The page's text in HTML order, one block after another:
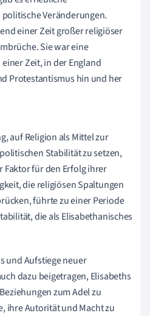
Veränderungen.
einer Zeit großer religiöser
Sie war eine
Zeit, in der England
Protestantismus hin und her
auf Religion als Mittel zur
Stabilität zu setzen,
Faktor für den Erfolg ihrer
die religiösen Spaltungen
führte zu einer Periode
die als Elisabethanisches
und Aufstiege neuer
dazu beigetragen, Elisabeths
zum Adel zu
ihre Autorität und Macht zu